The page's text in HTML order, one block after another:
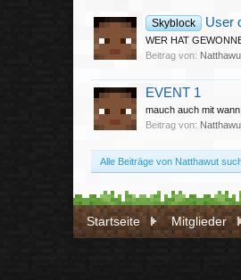
Skyblock User
WER HAT
Beitrag von:
EVENT 1
mauch auch mit
Beitrag von:
Alle Beiträge von Natthawut
Startseite Mitglieder